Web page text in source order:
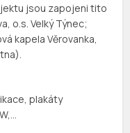
jsou zapojeni tito
o.s. Velký Týnec;
kapela Věrovanka,
plakáty